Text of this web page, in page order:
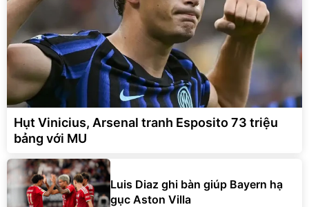
Hụt Vinicius, Arsenal tranh Esposito 73 triệu
bảng với MU
Luis Diaz ghi bàn giúp Bayern hạ
gục Aston Villa